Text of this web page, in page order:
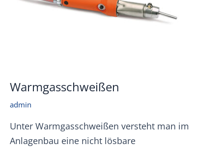
Warmgasschweißen
admin
Unter Warmgasschweißen versteht man im
Anlagenbau eine nicht lösbare